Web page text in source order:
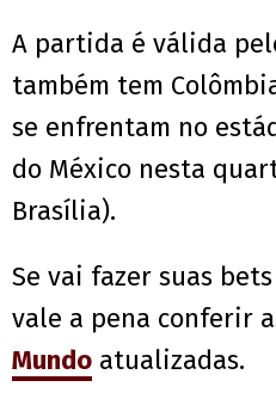
A partida é válida
também tem
se enfrentam no
do México nesta
Brasília).
Se vai fazer suas
vale a pena conferir
Mundo atualizadas.